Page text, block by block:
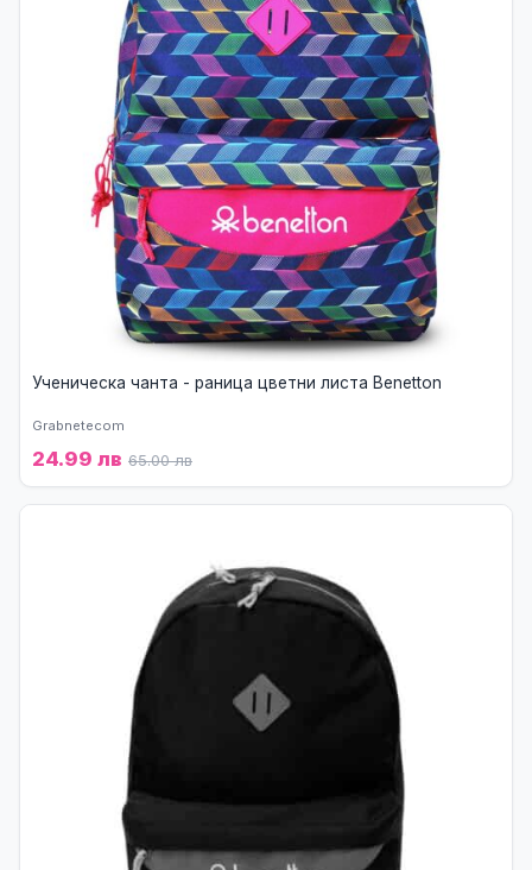
Ученическа чанта - раница цветни листа Benetton
Grabnetecom
24.99 лв 65.00 лв